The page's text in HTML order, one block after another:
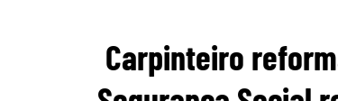
Carpinteiro